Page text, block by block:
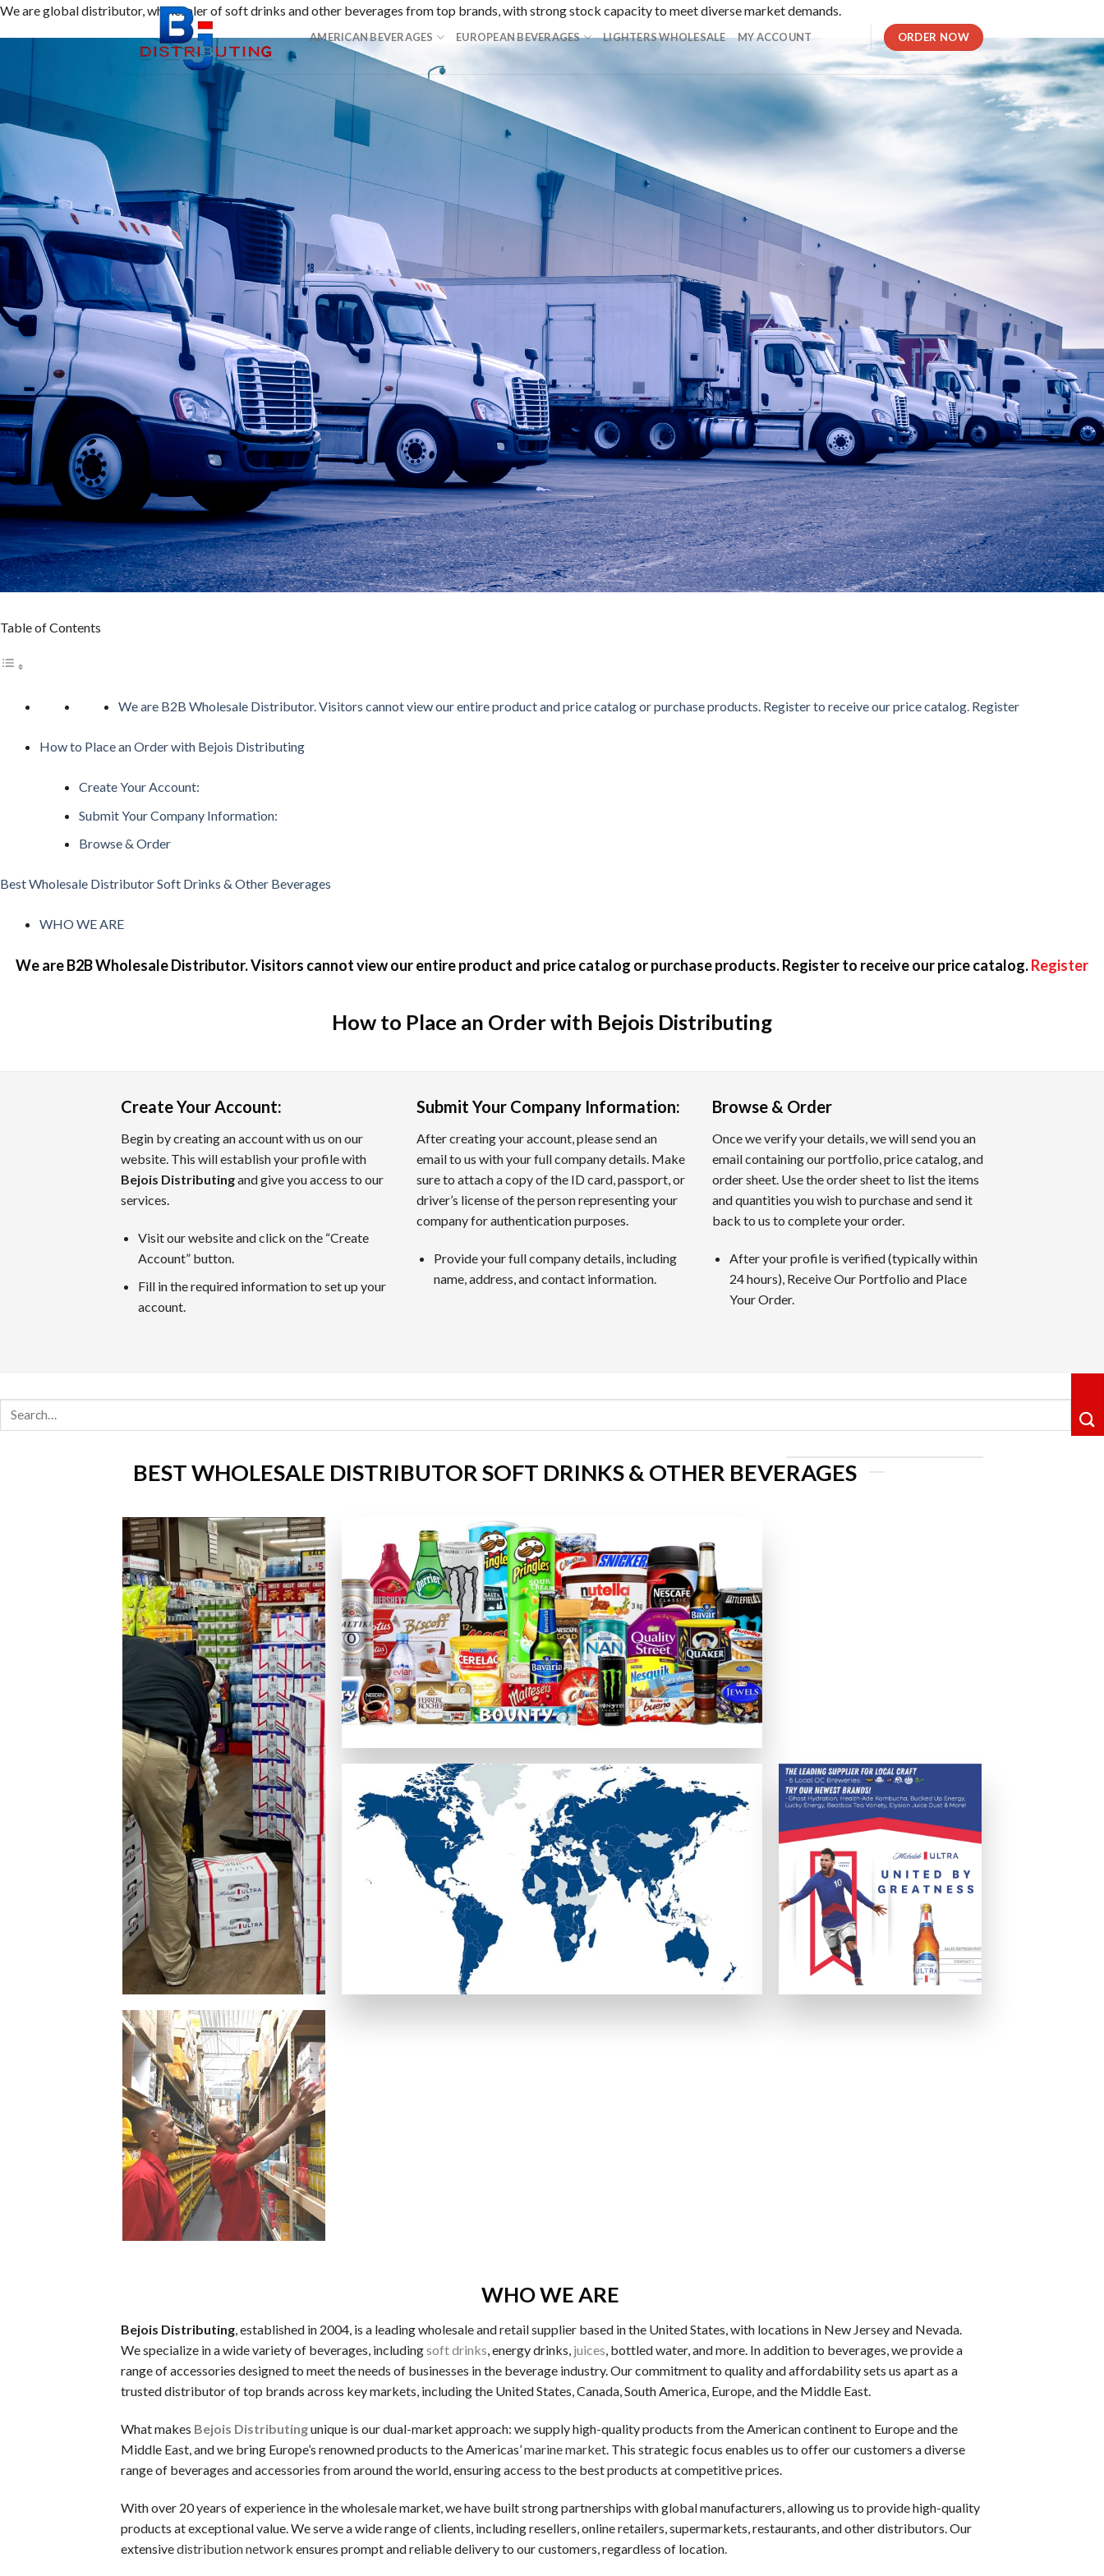
Skip
AMERICAN BEVERAGES EUROPEAN BEVERAGES LIGHTERS WHOLESALE MY ACCOUNT ORDER NOW
We are global distributor, wholesaler of soft drinks and other beverages from top brands, with strong stock capacity to meet diverse market demands.
Table of Contents
We are B2B Wholesale Distributor. Visitors cannot view our entire product and price catalog or purchase products. Register to receive our price catalog. Register
How to Place an Order with Bejois Distributing
Create Your Account:
Submit Your Company Information:
Browse & Order
Best Wholesale Distributor Soft Drinks & Other Beverages
WHO WE ARE
We are B2B Wholesale Distributor. Visitors cannot view our entire product and price catalog or purchase products. Register to receive our price catalog.Register
How to Place an Order with Bejois Distributing
Create Your Account:
Begin by creating an account with us on our
website. This will establish your profile with
Bejois Distributingand give you access to our
services.
Visit our website and click on the “Create
Account” button.
Fill in the required information to set up your
account.
Submit Your Company Information:
After creating your account, please send an
email to us with your full company details. Make
sure to attach a copy of the ID card, passport, or
driver’s license of the person representing your
company for authentication purposes.
Provide your full company details, including
name, address, and contact information.
Browse & Order
Once we verify your details, we will send you an
email containing our portfolio, price catalog, and
order sheet. Use the order sheet to list the items
and quantities you wish to purchase and send it
back to us to complete your order.
After your profile is verified (typically within
24 hours), Receive Our Portfolio and Place
Your Order.
BEST WHOLESALE DISTRIBUTOR SOFT DRINKS & OTHER BEVERAGES
WHO WE ARE
Bejois Distributing, established in 2004, is a leading wholesale and retail supplier based in the United States, with locations in New Jersey and Nevada.
We specialize in a wide variety of beverages, includingsoft drinks, energy drinks, juices, bottled water, and more. In addition to beverages, we provide a
range of accessories designed to meet the needs of businesses in the beverage industry. Our commitment to quality and affordability sets us apart as a
trusted distributor of top brands across key markets, including the United States, Canada, South America, Europe, and the Middle East.
What makes Bejois Distributingunique is our dual-market approach: we supply high-quality products from the American continent to Europe and the
Middle East, and we bring Europe’s renowned products to the Americas’marine market. This strategic focus enables us to offer our customers a diverse
range of beverages and accessories from around the world, ensuring access to the best products at competitive prices.
With over 20 years of experience in the wholesale market, we have built strong partnerships with global manufacturers, allowing us to provide high-quality
products at exceptional value. We serve a wide range of clients, including resellers, online retailers, supermarkets, restaurants, and other distributors. Our
extensivedistribution network ensures prompt and reliable delivery to our customers, regardless of location
2016年に開設されたワンダーカジノは、トップレベルの出金スピードで多数の日本のユーザーから絶大な支持を受けています。最短30秒という驚異的な速さで支払い処理が実施され
範囲に支持される理由です。
2nd ルーベット
Read Review
2019年に創設されたルーベットオンラインカジノは、暗号資産決済に特化した賭博総合サービスで、カジノとスポーツベットの両方を一つのIDでプレイできます。暗号通貨対応のた
3位 Casitabi【カジノラッキーTARO】
レビューを確認
カジノタビは2015年に登場した世界で初めてのRPG型オンラインカジノで、旅をしながら7,000種類以上のカジノゲームやスポーツベッティングが利用できる独自のサイトです。ユ
4位 カジノシークレット（Casino Secret）
レビューを見る
カジノシークレットカジノは革新性のあるキャッシュバックシステムで他の会社と差別化されたインターネットカジノで、普通ははイベント的に提供されるキャッシュバックサービ
5位 遊雅堂
レビューを見る
遊雅堂は2021年にオープンしたベラジョンのグループのネットカジノで、大手「Verajohn」と老舗「Intercasino」のノウハウを十分に活かしたユーザーを把握したサービスが大きな
日本語ライブサポートも備えていますしています。
6位の コニベット
レビューを見る
2019年11月にに開業したKonibetは、明るいデザインとなじみやすいキャラクターが魅力で、カジュアルプレイヤーや女性ユーザーをメインに支持を得ています。Konibet最大の魅力
レビューを読む
レインベットは、2023年に開業した暗号通貨専用の次世代オンラインカジノ＆スポーツブックで、本人確認不要で開始できる手軽さと、遊ぶほど自動で還元される独自のリワードプ
日本で人気のインターネットカジノゲームの種類
ネットカジノを開始する前に、どんなプレイがあるか理解しておくことが大切です。TAROカジノでは、日本の参加者に好評なゲームジャンルをわかりやすく紹介します。
ルレット
これらの遊びは単純な運だけでなく、テクニックとストラテジーが勝ち負けを決定します。基本戦略をしっかり身につけることで、カジノの優位性を減らせます。ブラックジャックの
バカラ遊びはアジア地域で絶大な人気を示すカードのゲームで、日本のプレイヤーにも長期間支持されています。最大8束の札を使って、利用者かディーラーのどちらかが9に近い数字
カジノラッキーTAROチームが特別に推薦するカテゴリがライブディーラーです。本物のプロディーラーがリアルタイムに進行するゲームは、自宅にいながらリアルなカジノ体験を提
カジノラッキー太郎の評価基準
カジノラッキーTAROでは、ユーザーの皆さまに信用できる情報を提供するため、独自の厳格な基準でオンラインカジノを評価しております。全てのレビューは実際のゲーム経験とプロ
オンラインカジノの評判はプレイヤーの意見や業界評判に基づいて判断します。長い間の運営実績や受賞実績なども重要な指標です。信頼できるオンラインカジノだけを選定してお知ら
https://casinoluckytaro.com/ が紹介されることがあります。
ウェルカムボーナスやフリースピン、返金など、各オンラインカジノの特典内容を詳細に検証します。特典額だけでなく、ウェイジャーの公正さも重要な評価ポイントです。
正式なライセンスを持ち、SSL暗号化でデータを守っているカジノのみをご紹介します。プレイヤーの個人データと資金が確実に保たれることを確認済みです。
優秀なカジノは、迅速で親切なサポート体制を提供しています。チャットサポート、メール、通話など様々な連絡方法があるか、日本語サービスの有無も確認します。
便利さ・モバイル対応
スマホ、タブレットデバイス、PCのどれからでも問題なく利用できるかを確認します。専用アプリの有無やスマホブラウザでのパフォーマンスも確認しています。
ネットエント、Microgaming、プレイテック、Evolution Gamingなどトップソフトウェアプロバイダーのゲームを提供しているか、グラフィックや音質、日本語サポートなども評価基準と
オンラインカジノサイトの入出金手段
カジノプロファイルを作成したら、次のステップは入金手段の選択。カジノラッキーTAROでは、日本の利用者が簡単に使える支払いオプションを分かりやすく説明します。
クレジットは最も手軽なデポジット手段の一つの方法ですが、カード会社のポリシーによって使えない場合があります。そのため、電子決済サービスの利用を推奨します。eウォレ
ビザカード / MasterCard / JCB
ビットコイン・Ethereum（仮想通貨）
一般的な電子決済手段：
カジノ特典の種類
ラッキーTAROが紹介するカジノには、いろいろなボーナスがあります。それぞれの特性を理解して、最も魅力的な特典を使いましょう。
ノーデポジットボーナス
新規登録するだけで、入金不要でもらえるボーナスです。リスクを負わずにカジノを試せるため、初めにはどんなカジノか体験してみたい方におすすめです。一般的な額は1,000円〜
決まったスロットで使用可能な フリースピン券です。新規登録や入金時に50〜300回分のフリースピンが与えられることが多く、追加の資金を使わずにスロットをプレイできます。フ
キャッシュバックボーナス
失敗した場合でも、損失の一部が戻ってくるオファーです。キャッシュバック率はカジノによって変わりますが、平均して5〜20%が戻ってきます。損失の痛みを軽減する、ギャンブラ
VIP・ハイローラー・ハイローラー
大量プレイヤーや常連客プレイヤー向けのスペシャルボーナスです。専属の口座担当の担当, 多額の入金ボーナス, 出金上限の増加など,一般プレイヤーにはない特典が用意されています。
カジノラッキーTAROチームが、多くのギャンブラーの履歴をもとに選定した、初心者が特に警戒すべき留意すべき5つの一般的なミスをご説明します。